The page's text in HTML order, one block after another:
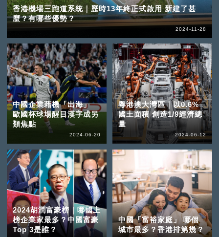
香港機場三跑道系統｜歷時13年終正式啟用 新建了甚
麼？有哪些優勢？
2024-11-28
中國企業藉機「出海」
歐國杯球場醒目漢字成另
類焦點
2024-06-20
粵港澳大灣區｜以0.6%
國土面積 創造1/9經濟總
量
2024-06-12
2024胡潤富豪榜｜哪國上
榜企業家最多？中國富豪
Top 3是誰？
中國「富裕家庭」 哪個
城市最多？香港排第幾？